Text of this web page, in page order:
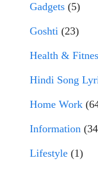
Gadgets (5)
Goshti (23)
Health &
Hindi Song
Home Work
Information
Lifestyle (1)